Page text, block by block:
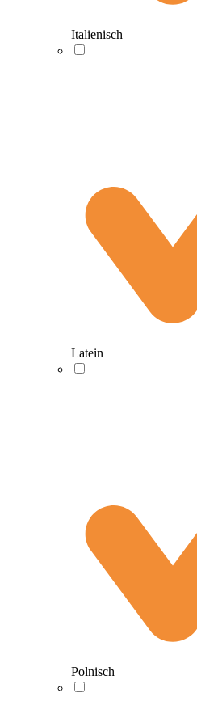
Italienisch
Latein
Polnisch